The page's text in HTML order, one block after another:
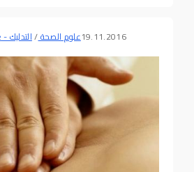
19.11.2016علوم الصحة/التدليك - Massage